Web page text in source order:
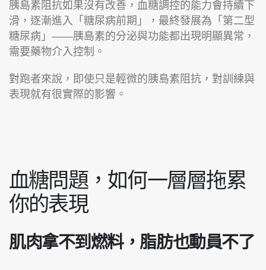
胰島素阻抗如果沒有改善，血糖調控的能力會持續下
滑，逐漸進入「糖尿病前期」，最終發展為「第二型
糖尿病」——胰島素的分泌與功能都出現明顯異常，
需要藥物介入控制。
對跑者來說，即使只是輕微的胰島素阻抗，對訓練與
表現就有很實際的影響。
血糖問題，如何一層層拖累
你的表現
肌肉拿不到燃料，脂肪也動員不了